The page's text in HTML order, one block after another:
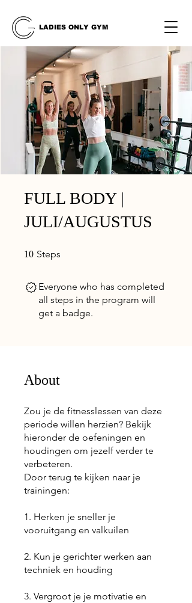
LADIES ONLY GYM
FULL BODY |
JULI/AUGUSTUS
10 Steps
Everyone who has completed
all steps in the program will
get a badge.
About
Zou je de fitnesslessen van deze
periode willen herzien? Bekijk
hieronder de oefeningen en
houdingen om jezelf verder te
verbeteren.
Door terug te kijken naar je
trainingen:
1. Herken je sneller je
vooruitgang en valkuilen
2. Kun je gerichter werken aan
techniek en houding
3. Vergroot je je motivatie en